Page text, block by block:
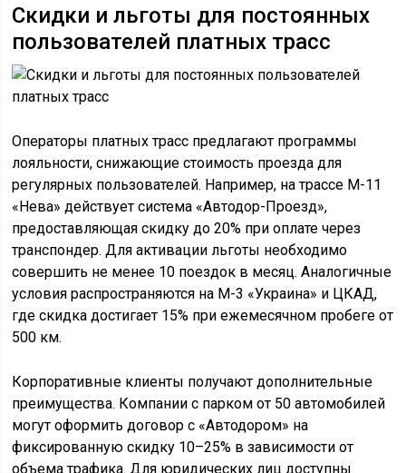
Скидки и льготы для постоянных
пользователей платных трасс
Операторы платных трасс предлагают программы
лояльности, снижающие стоимость проезда для
регулярных пользователей. Например, на трассе М-11
«Нева» действует система «Автодор-Проезд»,
предоставляющая скидку до 20% при оплате через
транспондер. Для активации льготы необходимо
совершить не менее 10 поездок в месяц. Аналогичные
условия распространяются на М-3 «Украина» и ЦКАД,
где скидка достигает 15% при ежемесячном пробеге от
500 км.
Корпоративные клиенты получают дополнительные
преимущества. Компании с парком от 50 автомобилей
могут оформить договор с «Автодором» на
фиксированную скидку 10–25% в зависимости от
объема трафика. Для юридических лиц доступны